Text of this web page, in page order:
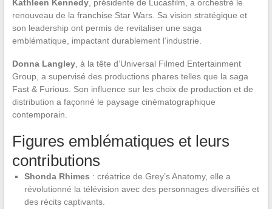
Kathleen Kennedy, présidente de Lucasfilm, a orchestré le
renouveau de la franchise Star Wars. Sa vision stratégique et
son leadership ont permis de revitaliser une saga
emblématique, impactant durablement l’industrie.
Donna Langley, à la tête d’Universal Filmed Entertainment
Group, a supervisé des productions phares telles que la saga
Fast & Furious. Son influence sur les choix de production et de
distribution a façonné le paysage cinématographique
contemporain.
Figures emblématiques et leurs
contributions
Shonda Rhimes : créatrice de Grey’s Anatomy, elle a
révolutionné la télévision avec des personnages diversifiés et
des récits captivants.